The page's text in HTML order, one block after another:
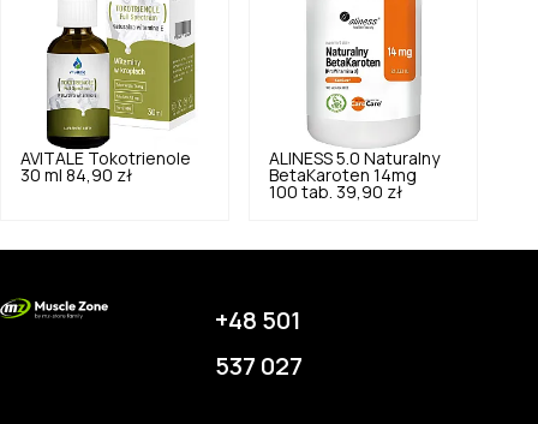
AVITALE Tokotrienole
30 ml 84,90 zł
ALINESS 5.0 Naturalny
BetaKaroten 14mg
100 tab. 39,90 zł
+48 501
537 027